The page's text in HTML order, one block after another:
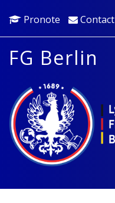
Pronote Contact
FG Berlin